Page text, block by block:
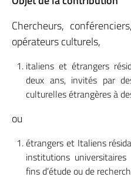
Chercheurs,
opérateurs culturels,
italiens et étrangers
deux ans, invités par
culturelles étrangères à
ou
étrangers et Italiens
institutions
fins d’étude ou de